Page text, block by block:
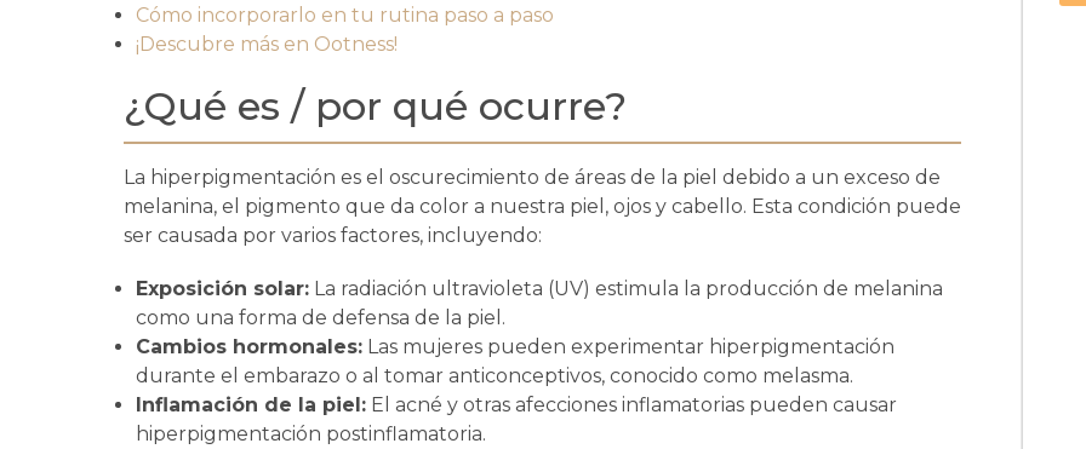
Cómo incorporarlo en tu rutina paso a paso
¡Descubre más en Ootness!
¿Qué es / por qué ocurre?
La hiperpigmentación es el oscurecimiento de áreas de la piel debido a un exceso de
melanina, el pigmento que da color a nuestra piel, ojos y cabello. Esta condición puede
ser causada por varios factores, incluyendo:
Exposición solar: La radiación ultravioleta (UV) estimula la producción de melanina
como una forma de defensa de la piel.
Cambios hormonales: Las mujeres pueden experimentar hiperpigmentación
durante el embarazo o al tomar anticonceptivos, conocido como melasma.
Inflamación de la piel: El acné y otras afecciones inflamatorias pueden causar
hiperpigmentación postinflamatoria.